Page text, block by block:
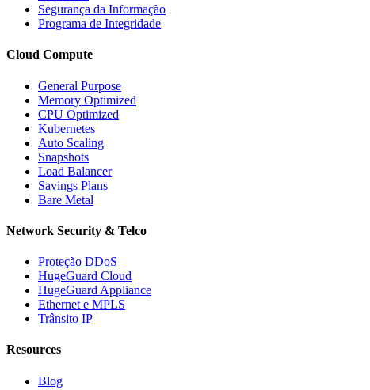
Segurança da Informação
Programa de Integridade
Cloud Compute
General Purpose
Memory Optimized
CPU Optimized
Kubernetes
Auto Scaling
Snapshots
Load Balancer
Savings Plans
Bare Metal
Network Security & Telco
Proteção DDoS
HugeGuard Cloud
HugeGuard Appliance
Ethernet e MPLS
Trânsito IP
Resources
Blog